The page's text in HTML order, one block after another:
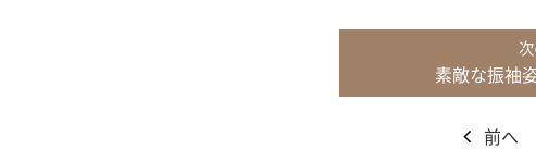
素敵な振袖
前へ